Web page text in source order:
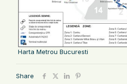
Harta Metrou Bucuresti
Share